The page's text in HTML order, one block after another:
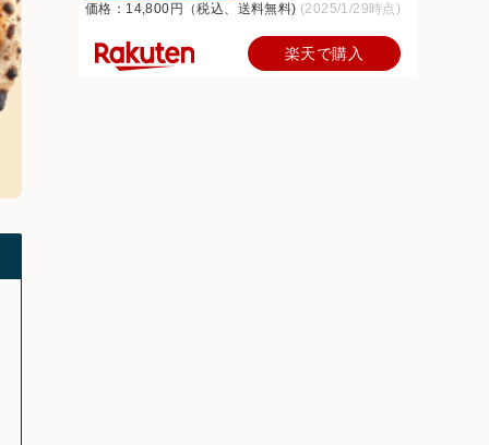
価格：14,800円（税込、送料無料) (2025/1/29時点)
楽天で購入